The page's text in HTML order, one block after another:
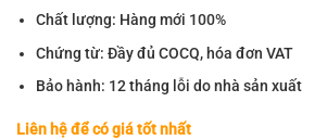
Chất lượng: Hàng mới 100%
Chứng từ: Đầy đủ COCQ, hóa đơn VAT
Bảo hành: 12 tháng lỗi do nhà sản xuất
Liên hệ để có giá tốt nhất